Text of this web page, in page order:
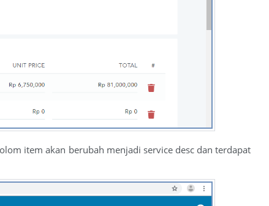
item akan berubah menjadi service desc dan terdapat